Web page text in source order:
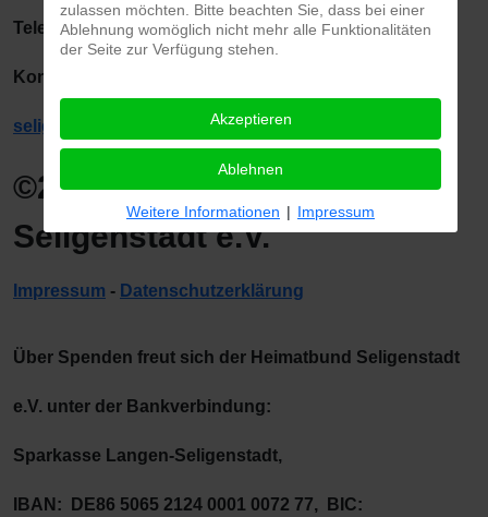
Telefon: 06182 – 200610
Kontakt per E-Mail:
seligenstadt.de
©2026 Heimatbund
Seligenstadt e.V.
Impressum - Datenschutzerklärung
Über Spenden freut sich der Heimatbund Seligenstadt
e.V. unter der Bankverbindung:
Sparkasse Langen-Seligenstadt,
IBAN: DE86 5065 2124 0001 0072 77, BIC:
zulassen möchten. Bitte beachten Sie, dass bei einer
Ablehnung womöglich nicht mehr alle Funktionalitäten
der Seite zur Verfügung stehen.
Akzeptieren
Ablehnen
Weitere Informationen | Impressum